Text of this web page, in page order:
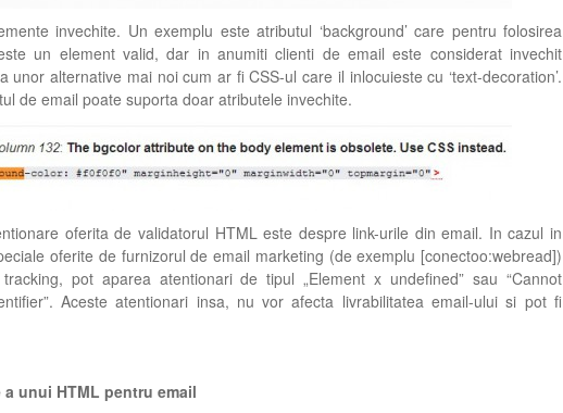
invechite. Un exemplu este atributul ‘background’ care pentru folosirea
un element valid, dar in anumiti clienti de email este considerat invechit
unor alternative mai noi cum ar fi CSS-ul care il inlocuieste cu ‘text-decoration’.
de email poate suporta doar atributele invechite.
oferita de validatorul HTML este despre link-urile din email. In cazul in
oferite de furnizorul de email marketing (de exemplu [conectoo:webread])
pot aparea atentionari de tipul „Element x undefined” sau “Cannot
Aceste atentionari insa, nu vor afecta livrabilitatea email-ului si pot fi
unui HTML pentru email